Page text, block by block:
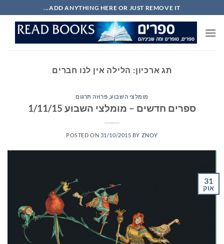
to
content
ADD ANYTHING HERE OR JUST REMOVE IT...
תג ארכיון: הלילה אין לנו חברים
מומלצי השבוע, פרוזה תרגום
ספרים חדשים – מומלצי השבוע 1/11/15
POSTED ON 31/10/2015 BY ZNOY
31
אוק